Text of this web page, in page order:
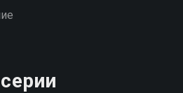
сериала Свадьба
бесплатно в